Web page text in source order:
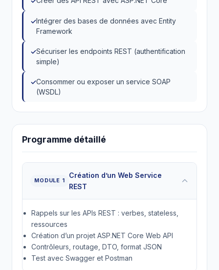
Intégrer des bases de données avec Entity
Framework
Sécuriser les endpoints REST (authentification
simple)
Consommer ou exposer un service SOAP
(WSDL)
Programme détaillé
MODULE 1
Création d’un Web Service
REST
Rappels sur les APIs REST : verbes, stateless,
ressources
Création d’un projet ASP.NET Core Web API
Contrôleurs, routage, DTO, format JSON
Test avec Swagger et Postman